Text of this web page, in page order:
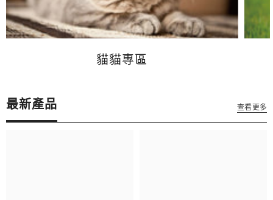
貓貓專區
最新產品 查看更多